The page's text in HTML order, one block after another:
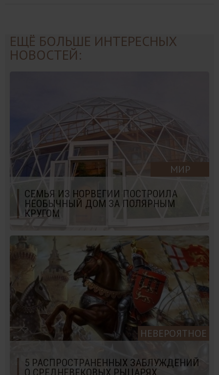
ЕЩЁ БОЛЬШЕ ИНТЕРЕСНЫХ
НОВОСТЕЙ:
МИР
СЕМЬЯ ИЗ НОРВЕГИИ ПОСТРОИЛА
НЕОБЫЧНЫЙ ДОМ ЗА ПОЛЯРНЫМ
КРУГОМ
НЕВЕРОЯТНОЕ
5 РАСПРОСТРАНЕННЫХ ЗАБЛУЖДЕНИЙ
О СРЕДНЕВЕКОВЫХ РЫЦАРЯХ